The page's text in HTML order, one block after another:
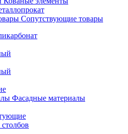
Сопутствующие товары
Фасадные материалы